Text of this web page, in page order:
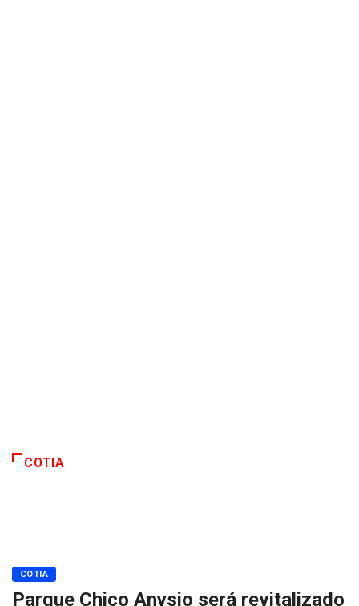
COTIA
COTIA
Parque Chico Anysio será revitalizado